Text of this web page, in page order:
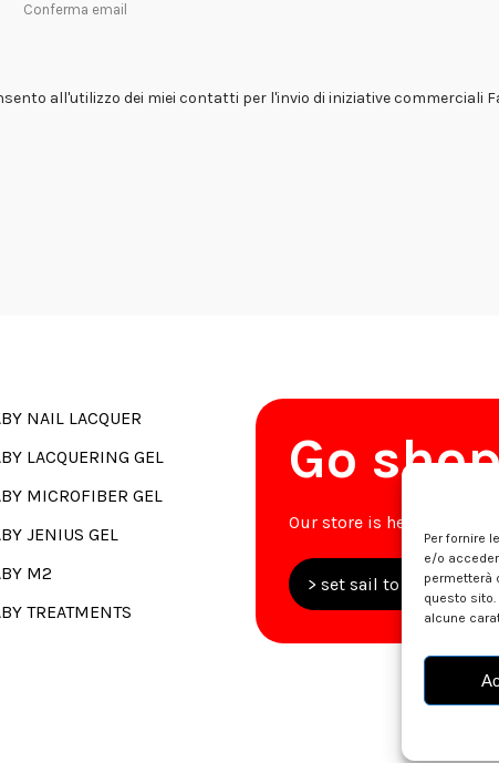
Per fornire
e/o
permetterà
questo
alcune
Conferma email
all'utilizzo dei miei contatti per l'invio di iniziative commerciali
NAIL LACQUER
LACQUERING GEL
MICROFIBER GEL
JENIUS GEL
M2
TREATMENTS
Go
Our store is here for you.
> set sail to